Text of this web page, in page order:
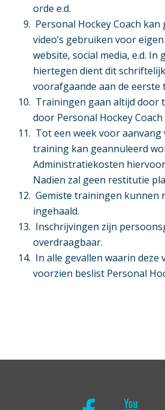
orde e.d.
Personal Hockey Coach kan
video’s gebruiken voor
website, social media, e.d. In
hiertegen dient dit
voorafgaande aan de eerste
Trainingen gaan altijd door
door Personal Hockey
Tot een week voor aanvang
training kan geannuleerd
Administratiekosten
Nadien zal geen restitutie
Gemiste trainingen kunnen
ingehaald.
Inschrijvingen zijn
overdraagbaar.
In alle gevallen waarin deze
voorzien beslist Personal
Facebook